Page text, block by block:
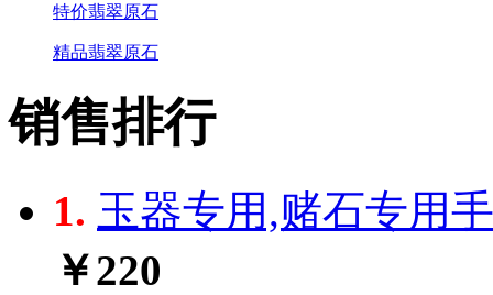
特价翡翠原石
精品翡翠原石
销售排行
1. 玉器专用,赌石专用
￥220